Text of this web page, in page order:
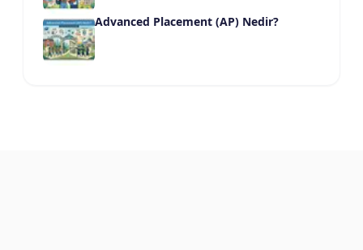
Advanced Placement (AP) Nedir?